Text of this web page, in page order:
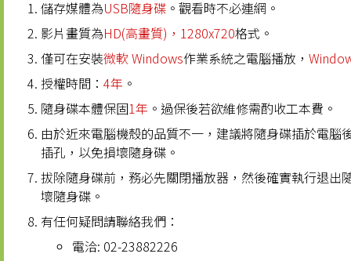
儲存媒體為USB隨身碟 。觀看時不必連網。
影片畫質為HD(高畫質)，1280x720格式。
僅可在安裝微軟 Windows作業系統之電腦播放，
授權時間： 4年 。
隨身碟本體保固1年 。過保後若欲維修需酌收工本費。
由於近來電腦機殼的品質不一，建議將隨身碟插於電腦
插孔，以免損壞隨身碟。
拔除隨身碟前，務必先關閉播放器，然後確實執行退出
壞隨身碟。
有任何疑問請聯絡我們：
電洽: 02-23882226